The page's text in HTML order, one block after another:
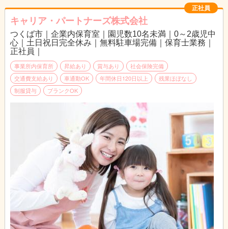
正社員
キャリア・パートナーズ株式会社
つくば市｜企業内保育室｜園児数10名未満｜0～2歳児中
心｜土日祝日完全休み｜無料駐車場完備｜保育士業務｜
正社員｜
事業所内保育所 昇給あり 賞与あり
社会保険完備
交通費支給あり
車通勤OK 年間休日120日以上
残業ほぼなし
制服貸与
ブランクOK